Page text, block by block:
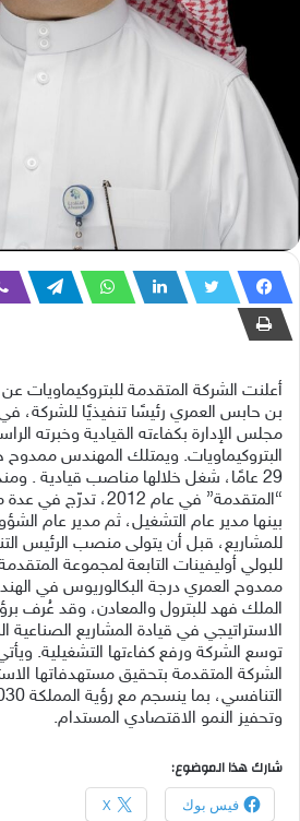
أعلنت الشركة المتقدمة للبتروكيماويات
بن حابس العمري رئيسًا تنفيذيًا
مجلس الإدارة بكفاءته القيادية وخبرته
البتروكيماويات. ويمتلك المهندس ممدوح
29 عامًا، شغل خلالها مناصب قيادية .
“المتقدمة” في عام
بينها مدير عام التشغيل، ثم مدير عام
للمشاريع، قبل أن يتولى منصب الرئيس
للبولي أوليفينات التابعة لمجموعة
ممدوح العمري درجة البكالوريوس في
الملك فهد للبترول والمعادن، وقد عُرف
الاستراتيجي في قيادة المشاريع
توسع الشركة ورفع كفاءتها التشغيلية.
الشركة المتقدمة بتحقيق مستهدفاتها
وتحفيز النمو الاقتصادي المستدام.
شارك هذا الموضوع:
فيس بوك X